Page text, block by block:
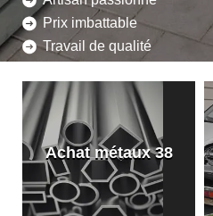
Prix imbattable
Travail de qualité
Achat métaux 38